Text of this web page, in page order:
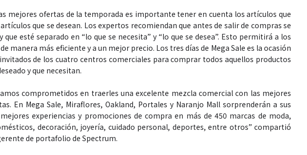
mejores ofertas de la temporada es importante tener en cuenta los artículos que
que se desean. Los expertos recomiendan que antes de salir de compras se
que esté separado en “lo que se necesita” y “lo que se desea”. Esto permitirá a los
manera más eficiente y a un mejor precio. Los tres días de Mega Sale es la ocasión
de los cuatro centros comerciales para comprar todos aquellos productos
y que necesitan.
comprometidos en traerles una excelente mezcla comercial con las mejores
En Mega Sale, Miraflores, Oakland, Portales y Naranjo Mall sorprenderán a sus
experiencias y promociones de compra en más de 450 marcas de moda,
decoración, joyería, cuidado personal, deportes, entre otros” compartió
de portafolio de Spectrum.